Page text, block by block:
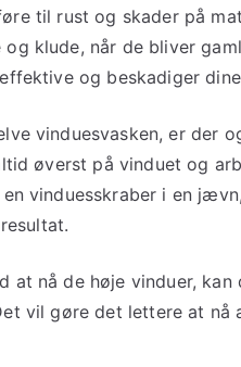
til rust og skader på
og klude, når de bliver
og beskadiger
vinduesvasken, er der
øverst på vinduet og
vinduesskraber i en
at nå de høje vinduer,
vil gøre det lettere at